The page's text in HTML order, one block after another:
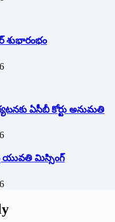
శుభారంభం
ఏసీబీ కోర్టు అనుమతి
మిస్సింగ్